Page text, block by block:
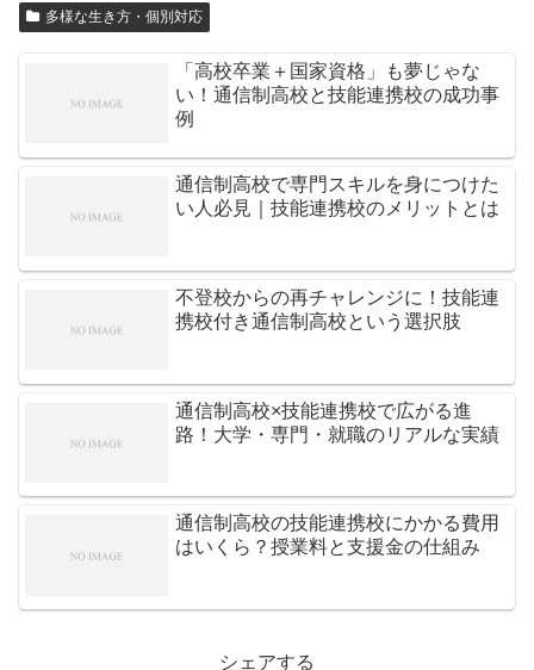
多様な生き方・個別対応
「高校卒業＋国家資格」も夢じゃな
い！通信制高校と技能連携校の成功事
例
通信制高校で専門スキルを身につけた
い人必見｜技能連携校のメリットとは
不登校からの再チャレンジに！技能連
携校付き通信制高校という選択肢
通信制高校×技能連携校で広がる進
路！大学・専門・就職のリアルな実績
通信制高校の技能連携校にかかる費用
はいくら？授業料と支援金の仕組み
シェアする